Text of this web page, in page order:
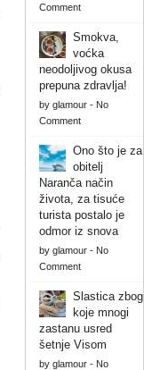
Comment
Smokva,
voćka
neodoljivog okusa
prepuna zdravlja!
by glamour- No
Comment
Ono što je za
obitelj
Naranča način
života, za tisuće
turista postalo je
odmor iz snova
by glamour- No
Comment
Slastica zbog
koje mnogi
zastanu usred
šetnje Visom
by glamour- No